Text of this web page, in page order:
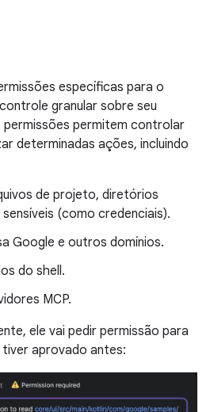
específicas para o
granular sobre seu
permitem controlar
determinadas ações, incluindo
de projeto, diretórios
(como credenciais).
Google e outros domínios.
do shell.
MCP.
ele vai pedir permissão para
aprovado antes: